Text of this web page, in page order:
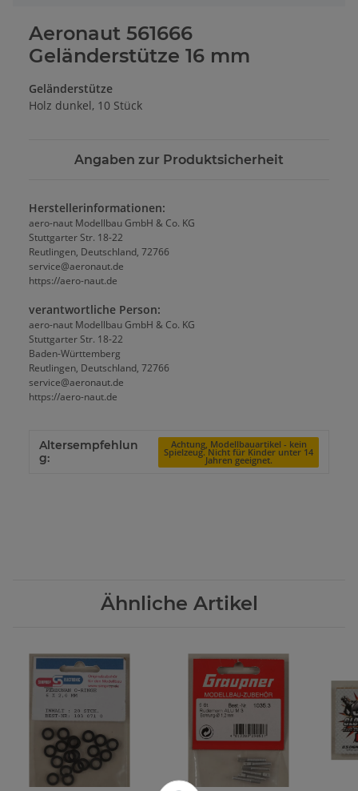
Aeronaut 561666
Geländerstütze 16 mm
Geländerstütze
Holz dunkel, 10 Stück
Angaben zur Produktsicherheit
Herstellerinformationen:
aero-naut Modellbau GmbH & Co. KG
Stuttgarter Str. 18-22
Reutlingen, Deutschland, 72766
service@aeronaut.de
https://aero-naut.de
verantwortliche Person:
aero-naut Modellbau GmbH & Co. KG
Stuttgarter Str. 18-22
Baden-Württemberg
Reutlingen, Deutschland, 72766
service@aeronaut.de
https://aero-naut.de
Altersempfehlun
g:
Achtung, Modellbauartikel - kein
Spielzeug. Nicht für Kinder unter 14
Jahren geeignet.
Ähnliche Artikel